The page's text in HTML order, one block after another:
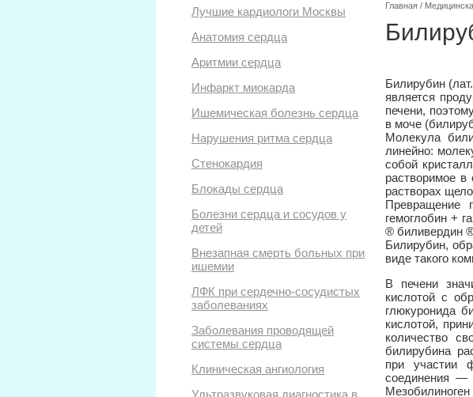
Лучшие кардиологи Москвы
Анатомия сердца
Аритмии сердца
Инфаркт миокарда
Ишемическая болезнь сердца
Нарушения ритма сердца
Стенокардия
Блокады сердца
Болезни сердца и сосудов у
детей
Внезапная смерть больных при
ишемии
ЛФК при сердечно-сосудистых
заболеваниях
Заболевания проводящей
системы сердца
Клиническая ангиология
Ультразвуковая диагностика в
Главная /
Билирубин
является
печени,
в моче
Молекула
линейно:
собой
растворимое
растворах
Превращение
гемоглобин +
® биливердин
Билирубин,
виде такого
В печени
кислотой с
глюкуронида
кислотой,
количество
билирубина
при участии
соединения —